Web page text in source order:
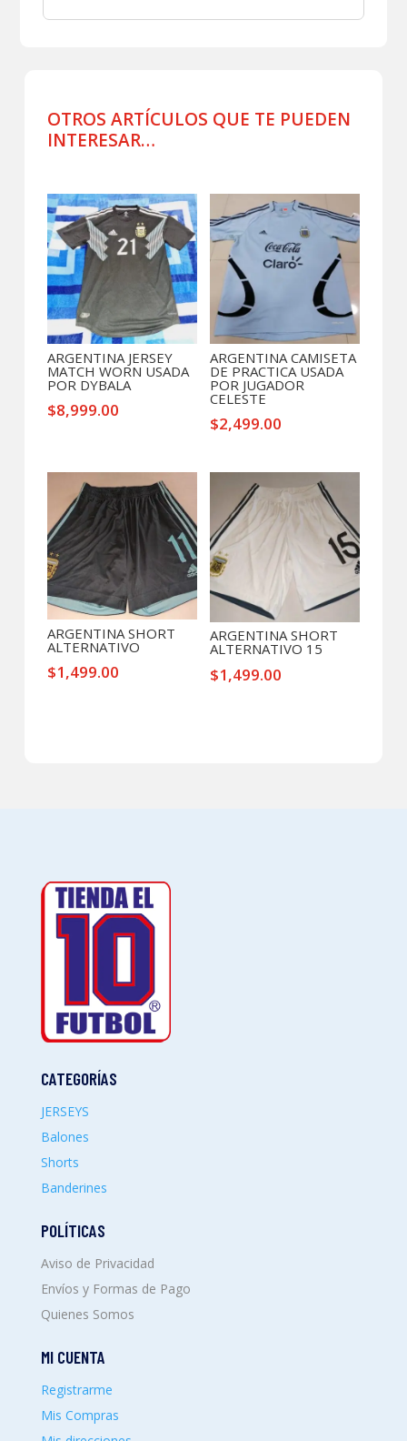
OTROS ARTÍCULOS QUE TE PUEDEN
INTERESAR…
ARGENTINA JERSEY
MATCH WORN USADA
POR DYBALA
$8,999.00
ARGENTINA CAMISETA
DE PRACTICA USADA
POR JUGADOR
CELESTE
$2,499.00
ARGENTINA SHORT
ALTERNATIVO
$1,499.00
ARGENTINA SHORT
ALTERNATIVO 15
$1,499.00
CATEGORÍAS
JERSEYS
Balones
Shorts
Banderines
POLÍTICAS
Aviso de Privacidad
Envíos y Formas de Pago
Quienes Somos
MI CUENTA
Registrarme
Mis Compras